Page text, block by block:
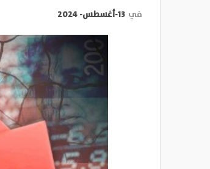
في 13-أغسطس- 2024